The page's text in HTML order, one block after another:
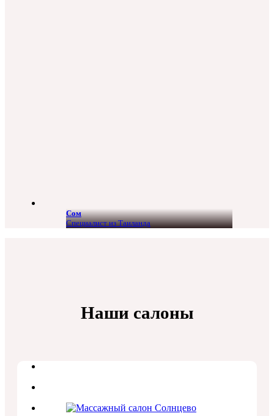
Сом
Специалист из Таиланда
Наши салоны